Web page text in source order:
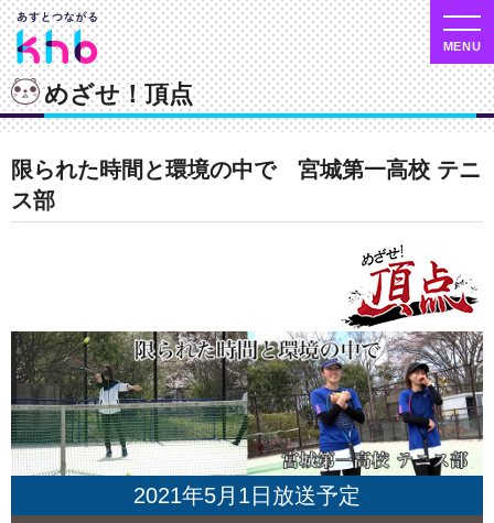
めざせ！頂点
限られた時間と環境の中で 宮城第一高校 テニ
ス部
2021年5月1日放送予定